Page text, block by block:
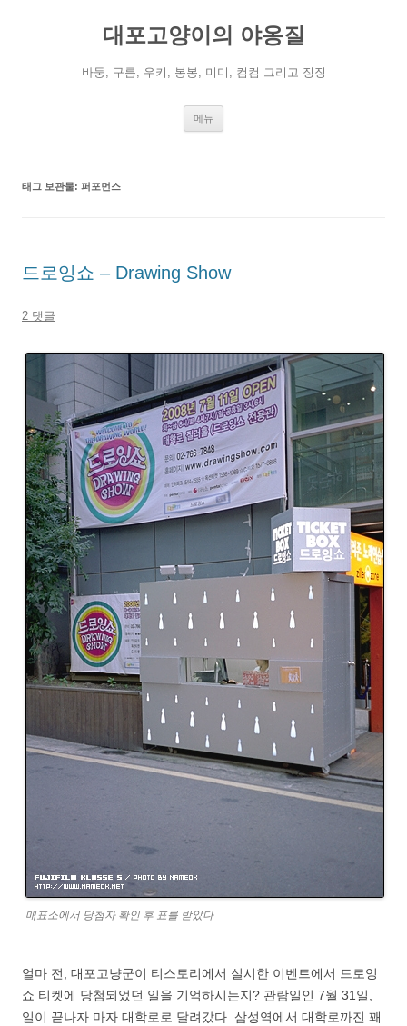
대포고양이의 야옹질
바둥, 구름, 우키, 봉봉, 미미, 컴컴 그리고 징징
메뉴
태그 보관물: 퍼포먼스
드로잉쇼 – Drawing Show
2 댓글
매표소에서 당첨자 확인 후 표를 받았다
얼마 전, 대포고냥군이 티스토리에서 실시한 이벤트에서 드로잉
쇼 티켓에 당첨되었던 일을 기억하시는지? 관람일인 7월 31일,
일이 끝나자 마자 대학로로 달려갔다. 삼성역에서 대학로까진 꽤